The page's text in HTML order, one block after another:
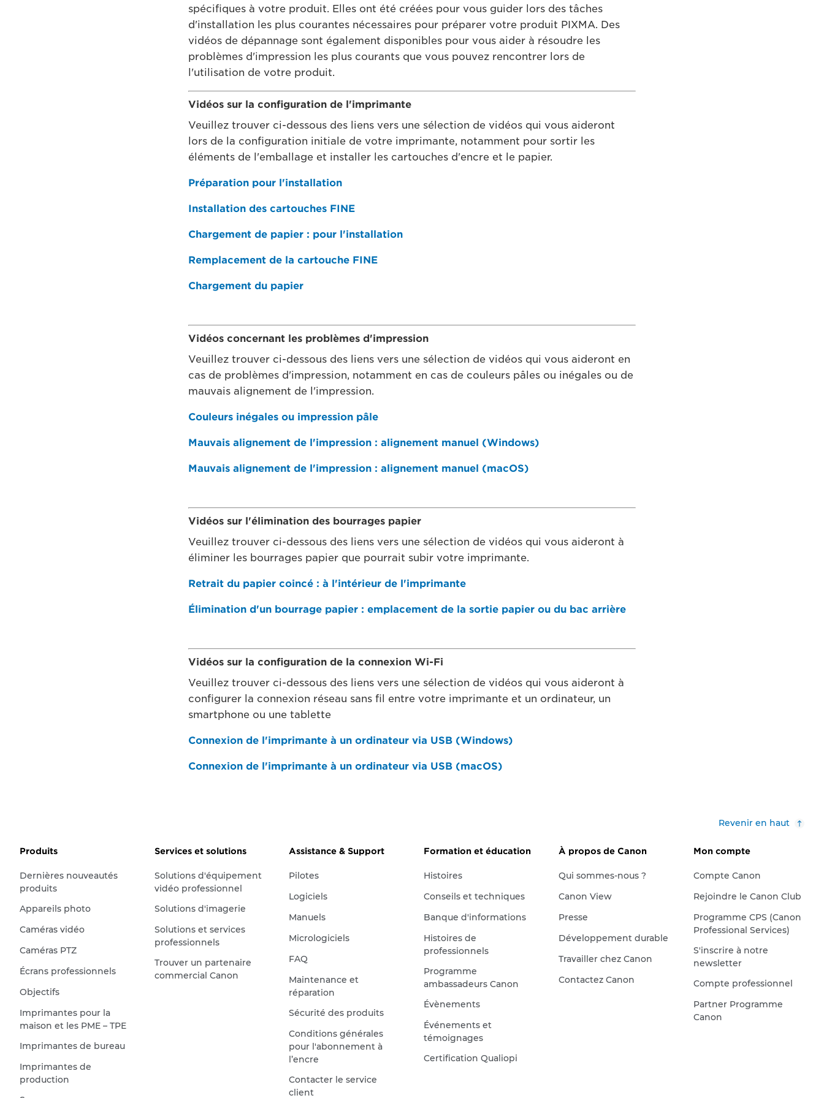
spécifiques à votre produit. Elles ont été créées pour vous guider lors des tâches
d'installation les plus courantes nécessaires pour préparer votre produit PIXMA. Des
vidéos de dépannage sont également disponibles pour vous aider à résoudre les
problèmes d'impression les plus courants que vous pouvez rencontrer lors de
l'utilisation de votre produit.
Vidéos sur la configuration de l'imprimante
Veuillez trouver ci-dessous des liens vers une sélection de vidéos qui vous aideront
lors de la configuration initiale de votre imprimante, notamment pour sortir les
éléments de l'emballage et installer les cartouches d'encre et le papier.
Préparation pour l'installation
Installation des cartouches FINE
Chargement de papier : pour l'installation
Remplacement de la cartouche FINE
Chargement du papier
Vidéos concernant les problèmes d'impression
Veuillez trouver ci-dessous des liens vers une sélection de vidéos qui vous aideront en
cas de problèmes d'impression, notamment en cas de couleurs pâles ou inégales ou de
mauvais alignement de l'impression.
Couleurs inégales ou impression pâle
Mauvais alignement de l'impression : alignement manuel (Windows)
Mauvais alignement de l'impression : alignement manuel (macOS)
Vidéos sur l'élimination des bourrages papier
Veuillez trouver ci-dessous des liens vers une sélection de vidéos qui vous aideront à
éliminer les bourrages papier que pourrait subir votre imprimante.
Retrait du papier coincé : à l'intérieur de l'imprimante
Élimination d'un bourrage papier : emplacement de la sortie papier ou du bac arrière
Vidéos sur la configuration de la connexion Wi-Fi
Veuillez trouver ci-dessous des liens vers une sélection de vidéos qui vous aideront à
configurer la connexion réseau sans fil entre votre imprimante et un ordinateur, un
smartphone ou une tablette
Connexion de l'imprimante à un ordinateur via USB (Windows)
Connexion de l'imprimante à un ordinateur via USB (macOS)
Revenir en haut
Produits
Dernières nouveautés
produits
Appareils photo
Caméras vidéo
Caméras PTZ
Écrans professionnels
Objectifs
Imprimantes pour la
maison et les PME – TPE
Imprimantes de bureau
Imprimantes de
production
Services et solutions
Solutions d'équipement
vidéo professionnel
Solutions d'imagerie
Solutions et services
professionnels
Trouver un partenaire
commercial Canon
Assistance & Support
Pilotes
Logiciels
Manuels
Micrologiciels
FAQ
Maintenance et
réparation
Sécurité des produits
Conditions générales
pour l'abonnement à
l’encre
Contacter le service
client
Formation et éducation
Histoires
Conseils et techniques
Banque d'informations
Histoires de
professionnels
Programme
ambassadeurs Canon
Évènements
Événements et
témoignages
Certification Qualiopi
À propos de Canon
Qui sommes-nous ?
Canon View
Presse
Développement durable
Travailler chez Canon
Contactez Canon
Mon compte
Compte Canon
Rejoindre le Canon Club
Programme CPS (Canon
Professional Services)
S'inscrire à notre
newsletter
Compte professionnel
Partner Programme
Canon